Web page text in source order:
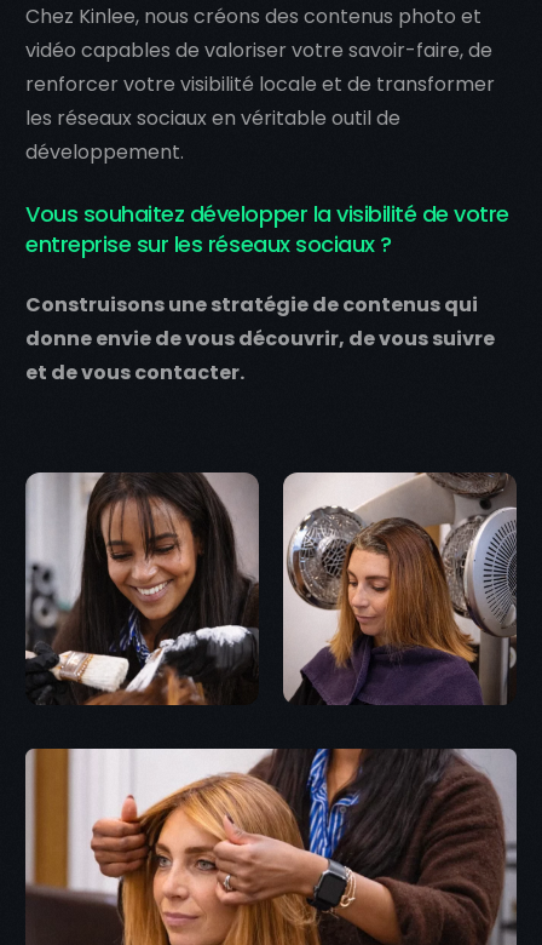
Chez Kinlee, nous créons des contenus photo et
vidéo capables de valoriser votre savoir-faire, de
renforcer votre visibilité locale et de transformer
les réseaux sociaux en véritable outil de
développement.
Vous souhaitez développer la visibilité de votre
entreprise sur les réseaux sociaux ?
Construisons une stratégie de contenus qui
donne envie de vous découvrir, de vous suivre
et de vous contacter.